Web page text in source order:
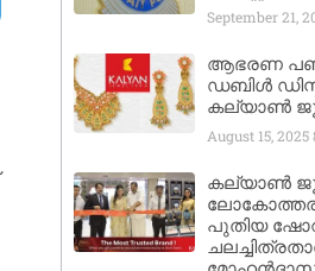
September 21,
ആഭരണ
ഡബിൾ
കല്യാൺ
August 15, 2025
കല്യാൺ
ലോകോത്തര
പുതിയ